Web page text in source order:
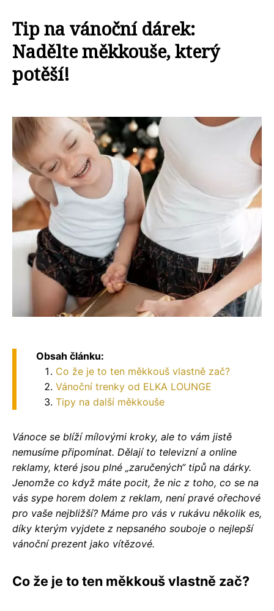
Tip na vánoční dárek:
Nadělte měkkouše, který
potěší!
Obsah článku:
Co že je to ten měkkouš vlastně zač?
Vánoční trenky od ELKA LOUNGE
Tipy na další měkkouše
Vánoce se blíží mílovými kroky, ale to vám jistě
nemusíme připomínat. Dělají to televizní a online
reklamy, které jsou plné „zaručených“ tipů na dárky.
Jenomže co když máte pocit, že nic z toho, co se na
vás sype horem dolem z reklam, není pravé ořechové
pro vaše nejbližší? Máme pro vás v rukávu několik es,
díky kterým vyjdete z nepsaného souboje o nejlepší
vánoční prezent jako vítězové.
Co že je to ten měkkouš vlastně zač?